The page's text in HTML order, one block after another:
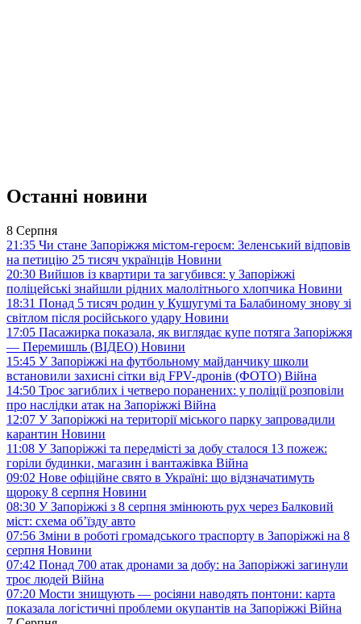
Останні новини
8 Серпня
21:35 Чи стане Запоріжжя містом-героєм: Зеленський відповів
на петицію 25 тисяч українців Новини
20:30 Вийшов із квартири та загубився: у Запоріжжі
поліцейські знайшли рідних малолітнього хлопчика Новини
18:31 Понад 5 тисяч родин у Кушугумі та Балабиному знову зі
світлом після російського удару Новини
17:05 Пасажирка показала, як виглядає купе потяга Запоріжжя
— Перемишль (ВІДЕО) Новини
15:45 У Запоріжжі на футбольному майданчику школи
встановили захисні сітки від FPV-дронів (ФОТО) Війна
14:50 Троє загиблих і четверо поранених: у поліції розповіли
про наслідки атак на Запоріжжі Війна
12:07 У Запоріжжі на території міського парку запровадили
карантин Новини
11:08 У Запоріжжі та передмісті за добу сталося 13 пожеж:
горіли будинки, магазин і вантажівка Війна
09:02 Нове офіційне свято в Україні: що відзначатимуть
щороку 8 серпня Новини
08:30 У Запоріжжі з 8 серпня змінюють рух через Балковий
міст: схема об’їзду авто
07:56 Зміни в роботі громадського траспорту в Запоріжжі на 8
серпня Новини
07:42 Понад 700 атак дронами за добу: на Запоріжжі загинули
троє людей Війна
07:20 Мости знищують — росіяни наводять понтони: карта
показала логістичні проблеми окупантів на Запоріжжі Війна